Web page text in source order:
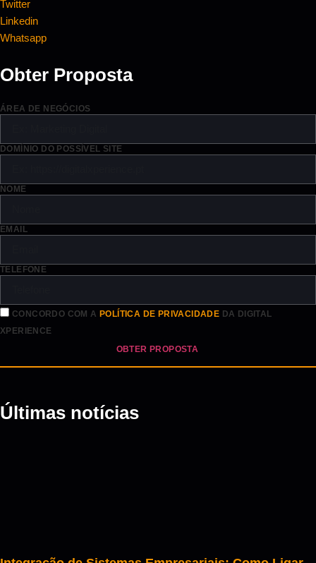
Twitter
Linkedin
Whatsapp
Obter Proposta
ÁREA DE NEGÓCIOS
DOMÍNIO DO POSSÍVEL SITE
NOME
EMAIL
TELEFONE
CONCORDO COM APOLÍTICA DE PRIVACIDADE DA DIGITAL
XPERIENCE
OBTER PROPOSTA
Últimas notícias